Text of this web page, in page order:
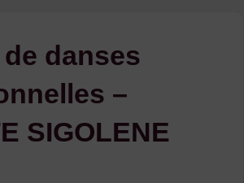
danses
–
SIGOLENE